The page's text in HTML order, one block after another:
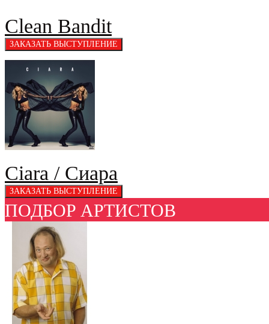
Clean Bandit
Ciara / Сиара
ПОДБОР АРТИСТОВ